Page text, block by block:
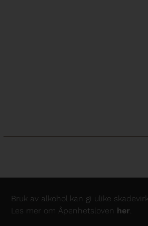
Bruk av alkohol kan gi ulike
Les mer om Åpenhetsloven her